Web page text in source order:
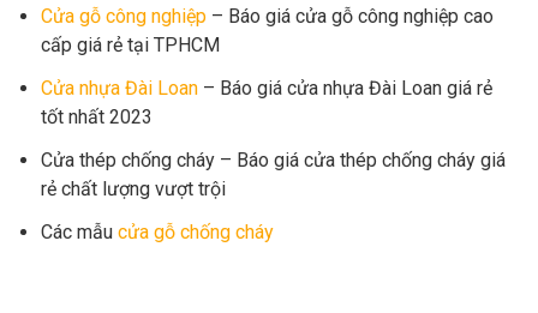
Cửa gỗ công nghiệp – Báo giá cửa gỗ công nghiệp cao
cấp giá rẻ tại TPHCM
Cửa nhựa Đài Loan – Báo giá cửa nhựa Đài Loan giá rẻ
tốt nhất 2023
Cửa thép chống cháy – Báo giá cửa thép chống cháy giá
rẻ chất lượng vượt trội
Các mẫu cửa gỗ chống cháy